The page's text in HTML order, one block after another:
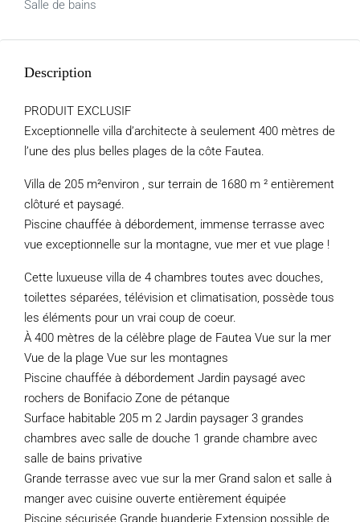
Salle de bains
Description
PRODUIT EXCLUSIF
Exceptionnelle villa d’architecte à seulement 400 mètres de
l’une des plus belles plages de la côte Fautea.
Villa de 205 m²environ , sur terrain de 1680 m ² entièrement
clôturé et paysagé.
Piscine chauffée à débordement, immense terrasse avec
vue exceptionnelle sur la montagne, vue mer et vue plage !
Cette luxueuse villa de 4 chambres toutes avec douches,
toilettes séparées, télévision et climatisation, possède tous
les éléments pour un vrai coup de coeur.
À 400 mètres de la célèbre plage de Fautea Vue sur la mer
Vue de la plage Vue sur les montagnes
Piscine chauffée à débordement Jardin paysagé avec
rochers de Bonifacio Zone de pétanque
Surface habitable 205 m 2 Jardin paysager 3 grandes
chambres avec salle de douche 1 grande chambre avec
salle de bains privative
Grande terrasse avec vue sur la mer Grand salon et salle à
manger avec cuisine ouverte entièrement équipée
Piscine sécurisée Grande buanderie Extension possible de